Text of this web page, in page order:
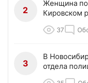
2
Женщина
Кировском
37
3
В
отдела